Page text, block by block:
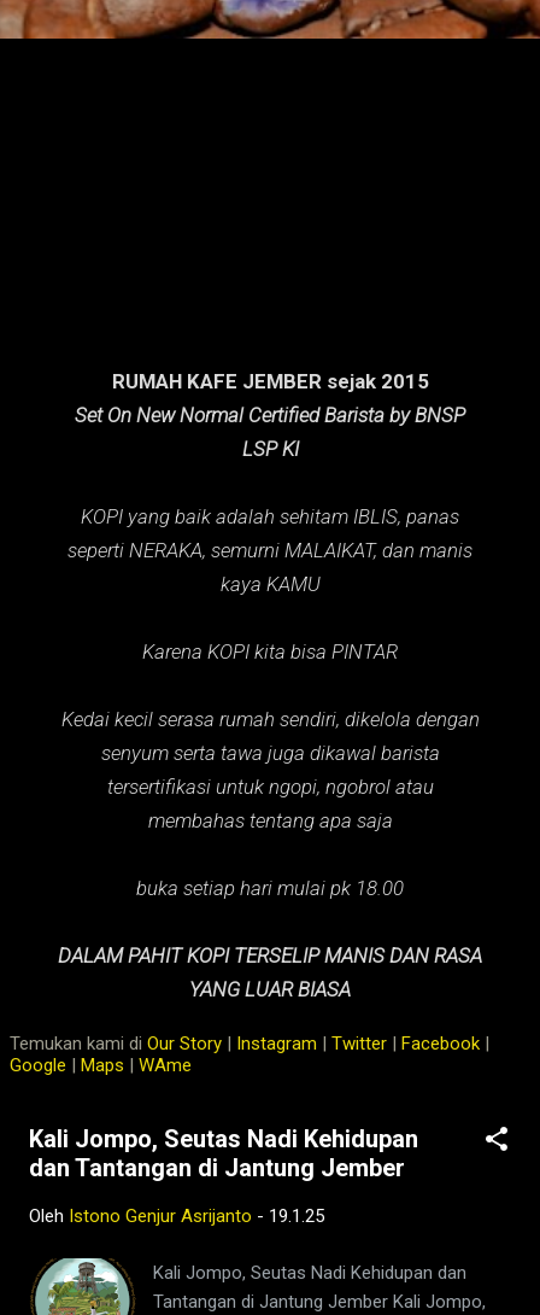
n
g
RUMAH KAFE JEMBER sejak 2015
Set On New Normal Certified Barista by BNSP
LSP KI
KOPI yang baik adalah sehitam IBLIS, panas
seperti NERAKA, semurni MALAIKAT, dan manis
kaya KAMU
Karena KOPI kita bisa PINTAR
Kedai kecil serasa rumah sendiri, dikelola dengan
senyum serta tawa juga dikawal barista
tersertifikasi untuk ngopi, ngobrol atau
membahas tentang apa saja
buka setiap hari mulai pk 18.00
DALAM PAHIT KOPI TERSELIP MANIS DAN RASA
YANG LUAR BIASA
Temukan kami di Our Story | Instagram | Twitter | Facebook |
Google | Maps | WAme
Kali Jompo, Seutas Nadi Kehidupan
dan Tantangan di Jantung Jember
Oleh Istono Genjur Asrijanto - 19.1.25
Kali Jompo, Seutas Nadi Kehidupan dan
Tantangan di Jantung Jember Kali Jompo,